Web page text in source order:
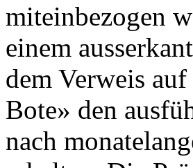
miteinbezogen
einem
dem Verweis
Bote» den
nach